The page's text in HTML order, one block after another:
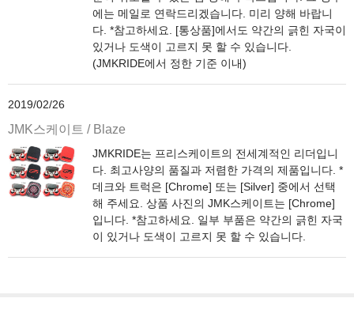
에는 메일로 연락드리겠습니다. 미리 양해 바랍니
다. *참고하세요. [통상품]에서도 약간의 긁힌 자국이
있거나 도색이 고르지 못 할 수 있습니다.
(JMKRIDE에서 정한 기준 이내)
2019/02/26
JMK스케이트 / Blaze
JMKRIDE는 프리스케이트의 전세계적인 리더입니
다. 최고사양의 품질과 저렴한 가격의 제품입니다. *
데크와 트럭은 [Chrome] 또는 [Silver] 중에서 선택
해 주세요. 상품 사진의 JMK스케이트는 [Chrome]
입니다. *참고하세요. 일부 부품은 약간의 긁힌 자국
이 있거나 도색이 고르지 못 할 수 있습니다.